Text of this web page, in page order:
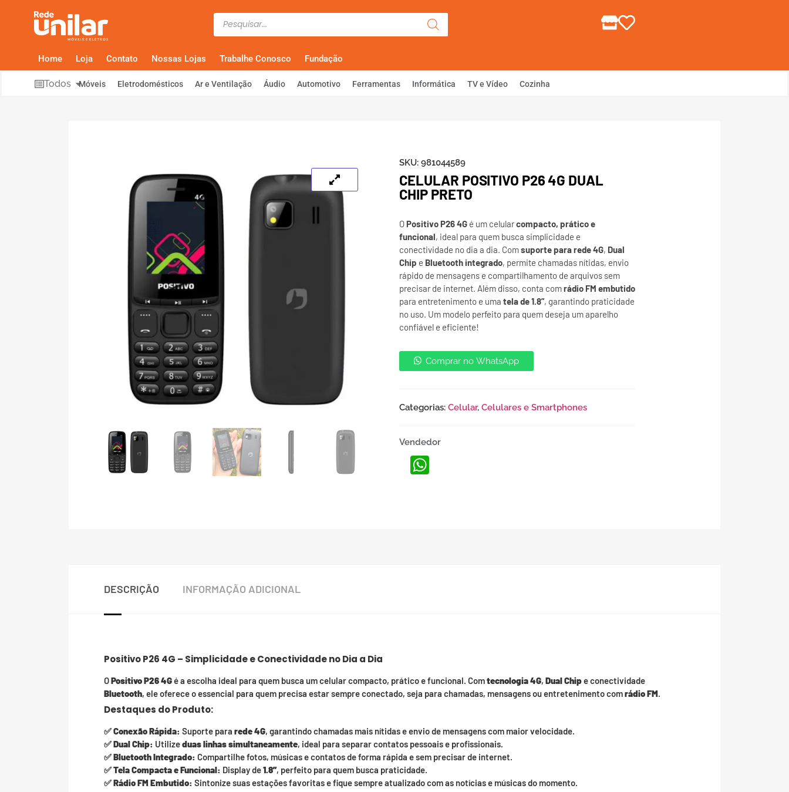
Olá, Faça Login ou Cadastre-se
Home Loja Contato Nossas Lojas Trabalhe Conosco Fundação
Todos Móveis Eletrodomésticos Ar e Ventilação Áudio Automotivo Ferramentas Informática TV e Vídeo Cozinha
SKU: 981044589
CELULAR POSITIVO P26 4G DUAL
CHIP PRETO
OPositivo P26 4Gé um celularcompacto, prático e
funcional, ideal para quem busca simplicidade e
conectividade no dia a dia. Comsuporte para rede 4G, Dual
Chip e Bluetooth integrado, permite chamadas nítidas, envio
rápido de mensagens e compartilhamento de arquivos sem
precisar de internet. Além disso, conta comrádio FM embutido
para entretenimento e uma tela de 1.8”, garantindo praticidade
no uso. Um modelo perfeito para quem deseja um aparelho
confiável e eficiente!
Comprar no WhatsApp
Categorias: Celular, Celulares e Smartphones
Vendedor
WhatsApp
DESCRIÇÃO INFORMAÇÃO ADICIONAL
Positivo P26 4G – Simplicidade e Conectividade no Dia a Dia
OPositivo P26 4Gé a escolha ideal para quem busca um celular compacto, prático e funcional. Comtecnologia 4G, Dual Chipe conectividade
Bluetooth, ele oferece o essencial para quem precisa estar sempre conectado, seja para chamadas, mensagens ou entretenimento comrádio FM.
Destaques do Produto:
✅Conexão Rápida: Suporte para rede 4G, garantindo chamadas mais nítidas e envio de mensagens com maior velocidade.
✅Dual Chip: Utilizeduas linhas simultaneamente, ideal para separar contatos pessoais e profissionais.
✅Bluetooth Integrado: Compartilhe fotos, músicas e contatos de forma rápida e sem precisar de internet.
✅Tela Compacta e Funcional: Display de1.8”, perfeito para quem busca praticidade.
✅Rádio FM Embutido: Sintonize suas estações favoritas e fique sempre atualizado com as notícias e músicas do momento.